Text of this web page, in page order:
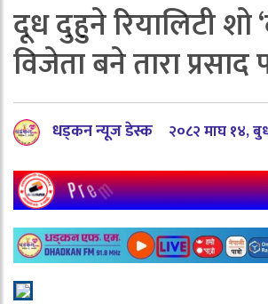
दूध दुहुने रियालिटी शो
विजेता बने तारा
धड्कन न्यूज डेस्क २०८२ माघ १४,